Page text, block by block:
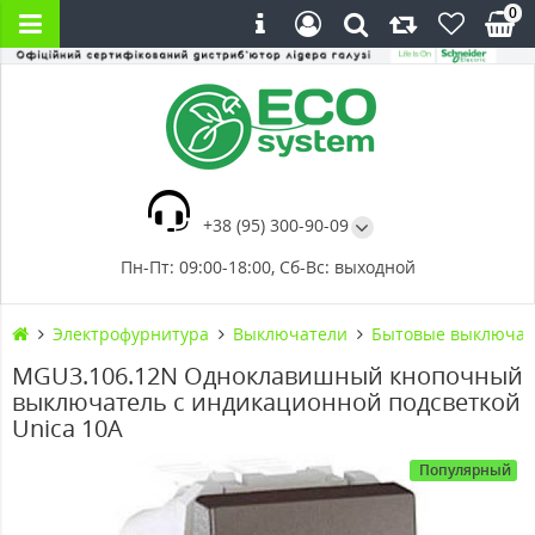
+38 (95) 300-90-09
Пн-Пт: 09:00-18:00, Сб-Вс: выходной
0
Электрофурнитура Выключатели Бытовые
MGU3.106.12N Одноклавишный кнопочный
выключатель с индикационной подсветкой
Unica 10А
Популярный